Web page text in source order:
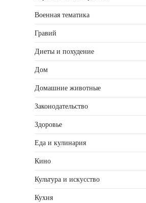
Военная тематика
Гравий
Диеты и похудение
Дом
Домашние животные
Законодательство
Здоровье
Еда и кулинария
Кино
Культура и искусство
Кухня